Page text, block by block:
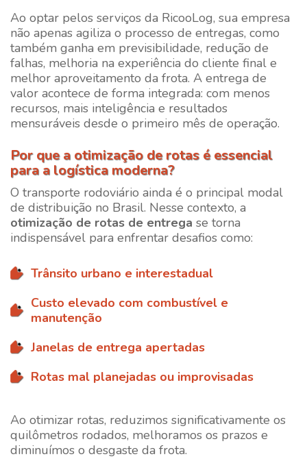
Ao optar pelos serviços da RicooLog, sua empresa
não apenas agiliza o processo de entregas, como
também ganha em previsibilidade, redução de
falhas, melhoria na experiência do cliente final e
melhor aproveitamento da frota. A entrega de
valor acontece de forma integrada: com menos
recursos, mais inteligência e resultados
mensuráveis desde o primeiro mês de operação.
Por que a otimização de rotas é essencial
para a logística moderna?
O transporte rodoviário ainda é o principal modal
de distribuição no Brasil. Nesse contexto, a
otimização de rotas de entrega se torna
indispensável para enfrentar desafios como:
Trânsito urbano e interestadual
Custo elevado com combustível e
manutenção
Janelas de entrega apertadas
Rotas mal planejadas ou improvisadas
Ao otimizar rotas, reduzimos significativamente os
quilômetros rodados, melhoramos os prazos e
diminuímos o desgaste da frota.